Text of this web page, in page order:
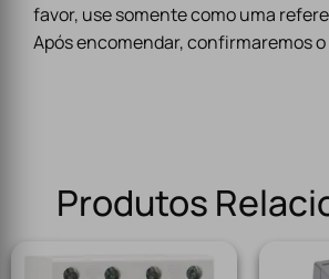
favor, use somente como uma
Após encomendar, confirmaremos o
Produtos